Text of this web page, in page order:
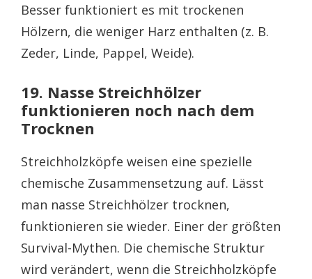
Besser funktioniert es mit trockenen
Hölzern, die weniger Harz enthalten (z. B.
Zeder, Linde, Pappel, Weide).
19. Nasse Streichhölzer
funktionieren noch nach dem
Trocknen
Streichholzköpfe weisen eine spezielle
chemische Zusammensetzung auf. Lässt
man nasse Streichhölzer trocknen,
funktionieren sie wieder. Einer der größten
Survival-Mythen. Die chemische Struktur
wird verändert, wenn die Streichholzköpfe